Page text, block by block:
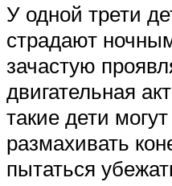
У одной трети
страдают
зачастую
двигательная
такие дети
размахивать
пытаться